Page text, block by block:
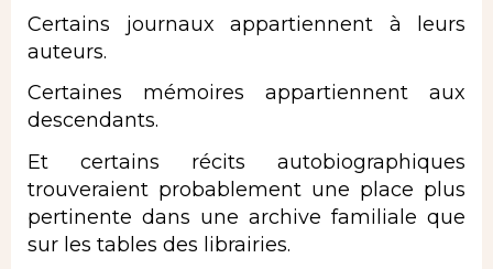
Certains journaux appartiennent à leurs
auteurs.
Certaines mémoires appartiennent aux
descendants.
Et certains récits autobiographiques
trouveraient probablement une place plus
pertinente dans une archive familiale que
sur les tables des librairies.